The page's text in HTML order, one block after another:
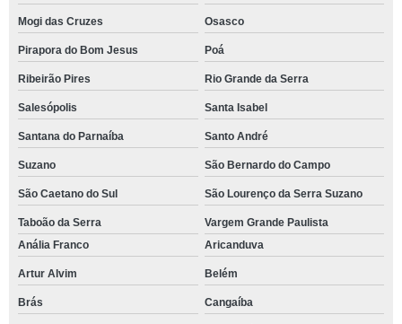
Mogi das Cruzes Osasco
Pirapora do Bom Jesus Poá
Ribeirão Pires Rio Grande da Serra
Salesópolis Santa Isabel
Santana do Parnaíba Santo André
Suzano São Bernardo do Campo
São Caetano do Sul São Lourenço da Serra Suzano
Taboão da Serra
Vargem Grande Paulista
Anália Franco
Aricanduva
Artur Alvim Belém
Brás Cangaíba